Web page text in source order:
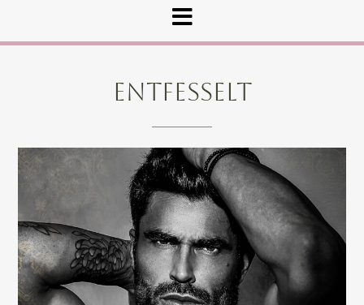
ENTFESSELT